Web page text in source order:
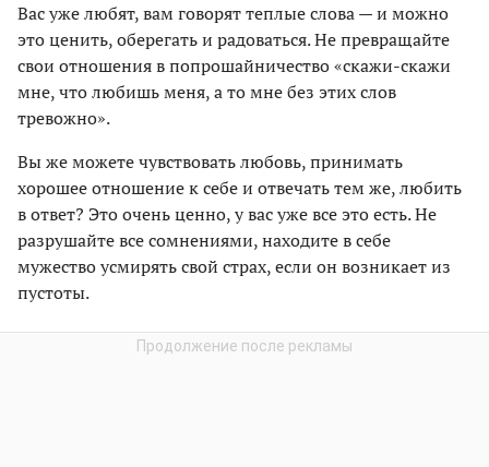
Вас уже любят, вам говорят теплые слова — и можно
это ценить, оберегать и радоваться. Не превращайте
свои отношения в попрошайничество «скажи-скажи
мне, что любишь меня, а то мне без этих слов
тревожно».
Вы же можете чувствовать любовь, принимать
хорошее отношение к себе и отвечать тем же, любить
в ответ? Это очень ценно, у вас уже все это есть. Не
разрушайте все сомнениями, находите в себе
мужество усмирять свой страх, если он возникает из
пустоты.